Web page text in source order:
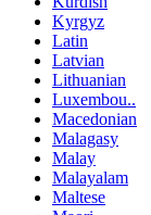
Kyrgyz
Latin
Latvian
Lithuanian
Luxembou..
Macedonian
Malagasy
Malay
Malayalam
Maltese